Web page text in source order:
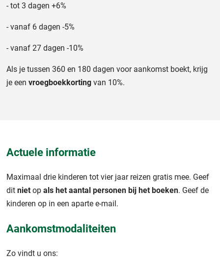
- tot 3 dagen +6%
- vanaf 6 dagen -5%
- vanaf 27 dagen -10%
Als je tussen 360 en 180 dagen voor aankomst boekt, krijg
je een vroegboekkorting van 10%.
Actuele informatie
Maximaal drie kinderen tot vier jaar reizen gratis mee. Geef
dit niet op als het aantal personen bij het boeken. Geef de
kinderen op in een aparte e-mail.
Aankomstmodaliteiten
Zo vindt u ons: